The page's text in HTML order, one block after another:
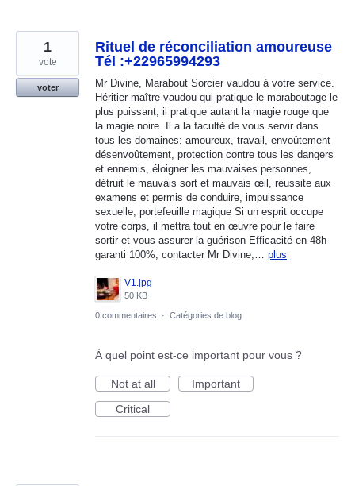
Rituel de réconciliation amoureuse
Tél :+22965994293
Mr Divine, Marabout Sorcier vaudou à votre service.
Héritier maître vaudou qui pratique le maraboutage le
plus puissant, il pratique autant la magie rouge que
la magie noire. Il a la faculté de vous servir dans
tous les domaines: amoureux, travail, envoûtement
désenvoûtement, protection contre tous les dangers
et ennemis, éloigner les mauvaises personnes,
détruit le mauvais sort et mauvais œil, réussite aux
examens et permis de conduire, impuissance
sexuelle, portefeuille magique Si un esprit occupe
votre corps, il mettra tout en œuvre pour le faire
sortir et vous assurer la guérison Efficacité en 48h
garanti 100%, contacter Mr Divine,… plus
V1.jpg
50 KB
1
vote
voter
0 commentaires · Catégories de blog
À quel point est-ce important pour vous ?
Not at all
Important
Critical